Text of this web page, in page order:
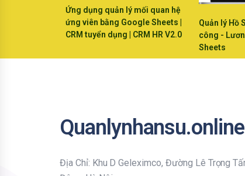
Ứng dụng quản lý mối quan hệ
ứng viên bằng Google Sheets |
CRM tuyển dụng | CRM HR V2.0
Quản lý Hồ
công -
Sheets
Quanlynhansu.online
Địa Chỉ: Khu D Geleximco, Đường Lê Trọng